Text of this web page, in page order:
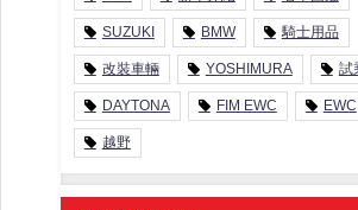
SUZUKI BMW 騎士用品
改裝車輛 YOSHIMURA 試
DAYTONA FIM EWC EWC
越野